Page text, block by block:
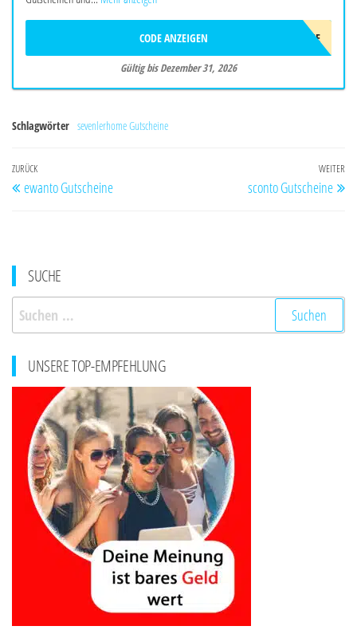
WELCOME
CODE ANZEIGEN
Gültig bis Dezember 31, 2026
Schlagwörter sevenlerhome Gutscheine
Beitragsnavigation
Vorheriger
Beitrag
ZURÜCK
ewanto Gutscheine
WEITER
sconto Gutscheine
SUCHE
Suchen
nach:
UNSERE TOP-EMPFEHLUNG